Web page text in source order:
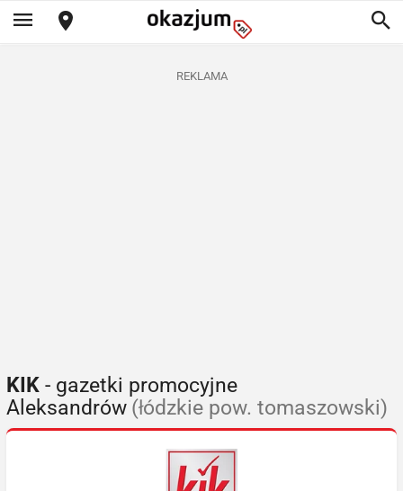
REKLAMA
KIK - gazetki promocyjne
Aleksandrów (łódzkie pow. tomaszowski)